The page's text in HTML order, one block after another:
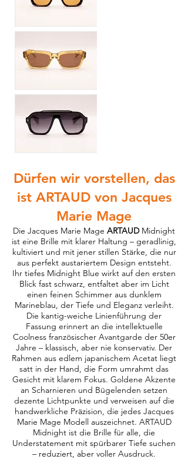
Dürfen wir vorstellen, das
ist ARTAUD von Jacques
Marie Mage
Die Jacques Marie Mage ARTAUDMidnight
ist eine Brille mit klarer Haltung – geradlinig,
kultiviert und mit jener stillen Stärke, die nur
aus perfekt austariertem Design entsteht.
Ihr tiefes Midnight Blue wirkt auf den ersten
Blick fast schwarz, entfaltet aber im Licht
einen feinen Schimmer aus dunklem
Marineblau, der Tiefe und Eleganz verleiht.
Die kantig-weiche Linienführung der
Fassung erinnert an die intellektuelle
Coolness französischer Avantgarde der 50er
Jahre – klassisch, aber nie konservativ. Der
Rahmen aus edlem japanischem Acetat liegt
satt in der Hand, die Form umrahmt das
Gesicht mit klarem Fokus. Goldene Akzente
an Scharnieren und Bügelenden setzen
dezente Lichtpunkte und verweisen auf die
handwerkliche Präzision, die jedes Jacques
Marie Mage Modell auszeichnet. ARTAUD
Midnight ist die Brille für alle, die
Understatement mit spürbarer Tiefe suchen
– reduziert, aber voller Ausdruck.